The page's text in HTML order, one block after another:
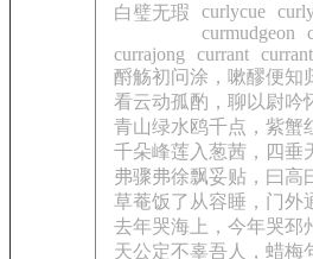
白璧无瑕
curlycue
curmudgeon
currajong
currant
酹觞初问涂，嗽醪便知
看云动孤酌，聊以尉吟
青山绿水鸥千点，紫蟹
千朵峰莲入葱茜，四垂
弗骤弗徐飘妥贴，曰高
草菴饭了从容睡，门外
去年哭海上，今年哭邳
天公定不辜吾人，蜡梅